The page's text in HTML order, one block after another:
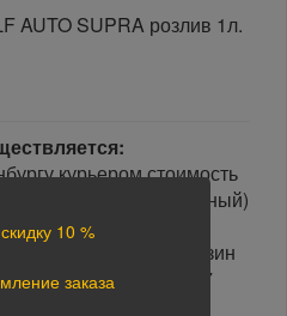
AUTO SUPRA розлив 1л.
курьером стоимость
67 67(многоканальный)
ул.
«Белая Башня», магазин
2 этаж, С5,С7
10 %
заказа